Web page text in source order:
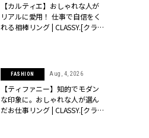
【カルティエ】おしゃれな人が
リアルに愛用！ 仕事で自信をく
れる相棒リング | CLASSY.[クラッ
FASHION Aug, 4, 2026
【ティファニー】知的でモダン
な印象に。おしゃれな人が選ん
だお仕事リング | CLASSY.[クラッ